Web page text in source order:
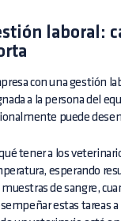
laboral:
con una gestión
a la persona del
puede
tener a los
esperando
de sangre,
estas tareas a